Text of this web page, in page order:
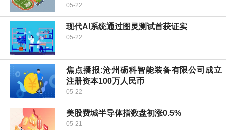
05-22
现代AI系统通过图灵测试首获证实
05-22
焦点播报:沧州砺科智能装备有限公司成立
注册资本100万人民币
05-22
美股费城半导体指数盘初涨0.5%
05-21